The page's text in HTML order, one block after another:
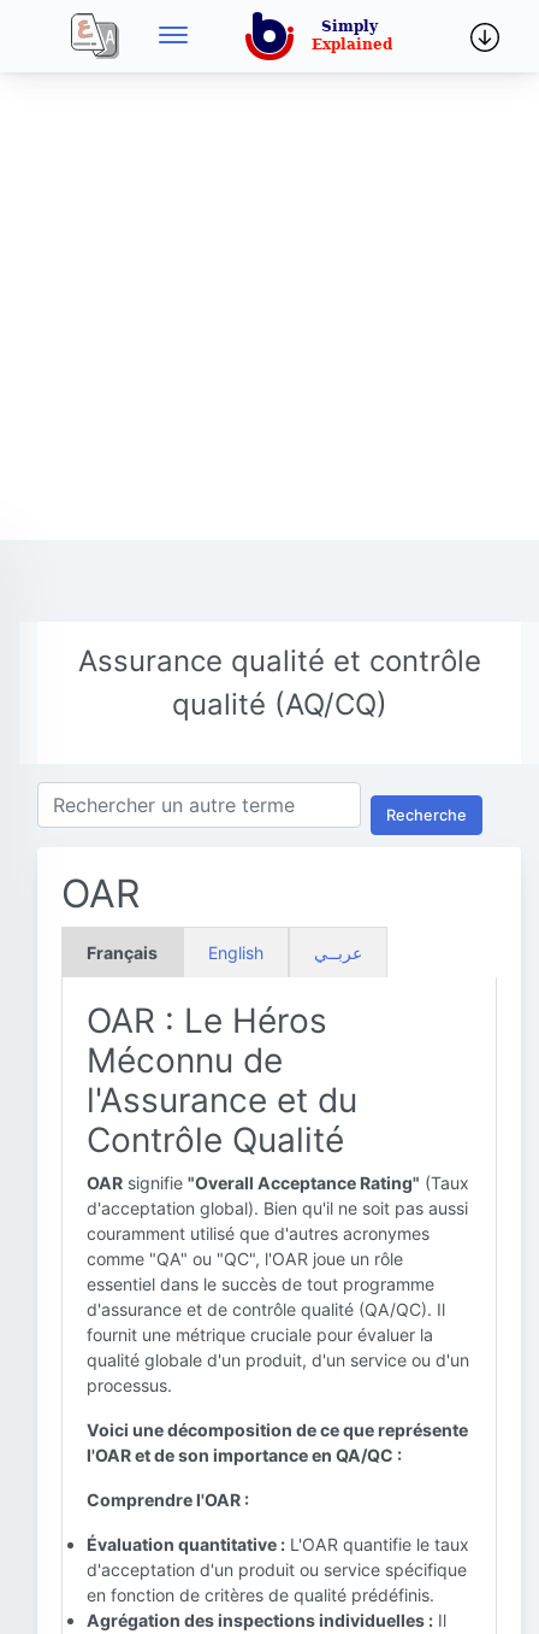
Assurance qualité et contrôle
qualité (AQ/CQ)
Recherche
OAR
Français English عربــي
OAR : Le Héros
Méconnu de
l'Assurance et du
Contrôle Qualité
OAR signifie "Overall Acceptance Rating" (Taux
d'acceptation global). Bien qu'il ne soit pas aussi
couramment utilisé que d'autres acronymes
comme "QA" ou "QC", l'OAR joue un rôle
essentiel dans le succès de tout programme
d'assurance et de contrôle qualité (QA/QC). Il
fournit une métrique cruciale pour évaluer la
qualité globale d'un produit, d'un service ou d'un
processus.
Voici une décomposition de ce que représente
l'OAR et de son importance en QA/QC :
Comprendre l'OAR :
Évaluation quantitative : L'OAR quantifie le taux
d'acceptation d'un produit ou service spécifique
en fonction de critères de qualité prédéfinis.
Agrégation des inspections individuelles : Il